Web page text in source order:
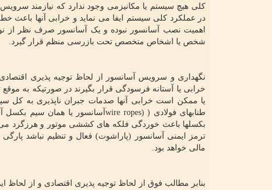
کلی هیچ سیستم یا مکانیزمی وجود ندارد که نیازمند
در عملکرد کلی سیستم ایفا می نماید و خرابی آنها باعث
اهمیت نصب آسانسور نبوده و یک آسانسور صرف نظر از
شخص یا اشخاص متخصص تحت بازرسی منظم قرار گیرد.
نگهداری و سرویس آسانسور از لحاظ توجیه پذیری
خرابی یا آستانه فرسودگی قرار بگیرند در صورتیکه به موقع
یا ممکن است خرابی آنها صدمات جبران ناپذیری به کل
طنابهای فولادی (wire ropes)آسانسور یا همان سیم بکسل
بکسلها باعث خوردگی فلکه های کششی موتور و هرزگرد
ترمز ایمنی آسانسور (پاراشوت) فعال و تنظیم نباشد
مالی خواهد بود.
بنابر مطالب فوق از لحاظ توجیه پذیری اقتصادی و از